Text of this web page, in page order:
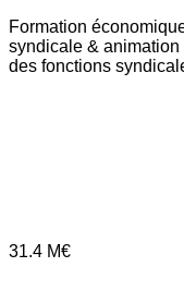
Formation
syndicale &
des fonctions
31.4 M€